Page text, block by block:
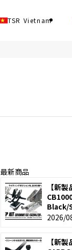
TSR Vietnam
最新商品
【新
Black/
2026/
【新